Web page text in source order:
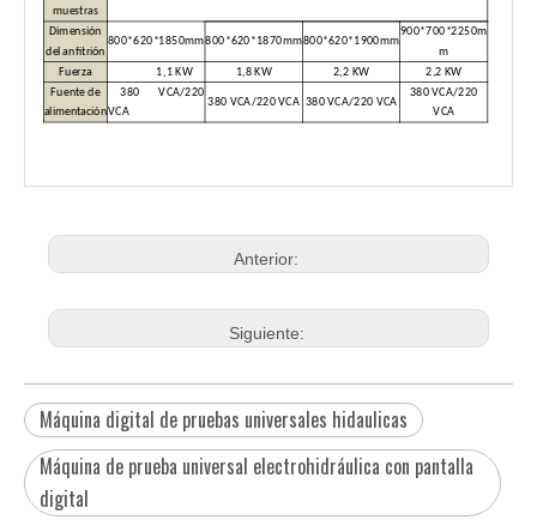
muestras
Dimensión
del anfitrión
800*620*1850mm800*620*1870mm800*620*1900mm
900*700*2250m
m
Fuerza
1,1 KW 1,8 KW 2,2 KW
2,2 KW
Fuente de
alimentación
380 VCA/220
VCA
380 VCA/220 VCA 380 VCA/220 VCA
380 VCA/220
VCA
Anterior:
Siguiente:
Máquina digital de pruebas universales hidaulicas
Máquina de prueba universal electrohidráulica con pantalla
digital